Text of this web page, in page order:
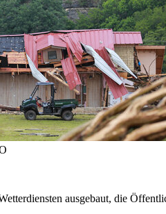
ausgebaut, die